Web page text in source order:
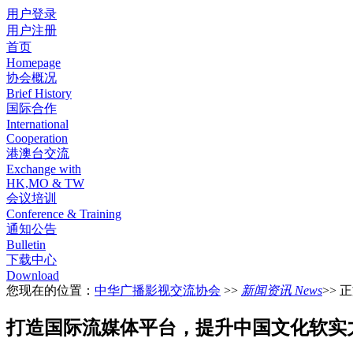
用户登录
用户注册
首页
Homepage
协会概况
Brief History
国际合作
International
Cooperation
港澳台交流
Exchange with
HK,MO & TW
会议培训
Conference & Training
通知公告
Bulletin
下载中心
Download
您现在的位置： 中华广播影视交流协会 >> 新闻资讯 News>>
打造国际流媒体平台，提升中国文化软实